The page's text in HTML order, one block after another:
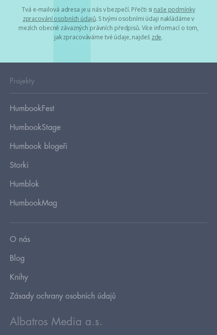
Tvá e-mailová adresa je u nás v bezpečí. Přečti si naše podmínky
zpracování osobních údajů. S tvými osobními údaji nakládáme v
mezích obecně závazných právních předpisů. Více informací o tom,
jak zpracováváme tvé údaje, najdeš zde.
Projekty
HumbookFest
HumbookStage
Humbook blogeři
Storki
Humblok
HumbookMag
O nás
Blog
Knihy
Zásady ochrany osobních údajů
Albatros Media a.s.